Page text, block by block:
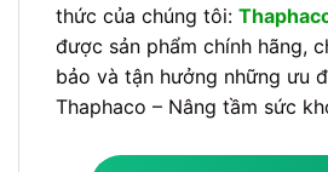
thức của chúng tôi:
được sản phẩm chính hãng,
bảo và tận hưởng những ưu
Thaphaco – Nâng tầm sức